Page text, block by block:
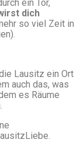
ein Tor,
dich
so viel Zeit in
Lausitz ein Ort
auch das, was
es Räume